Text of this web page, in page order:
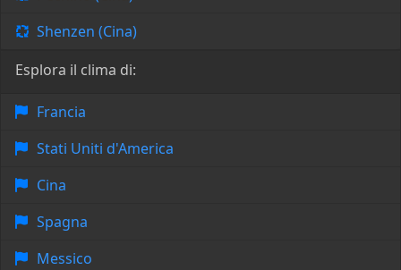
Shenzen (Cina)
Esplora il clima di:
Francia
Stati Uniti d'America
Cina
Spagna
Messico